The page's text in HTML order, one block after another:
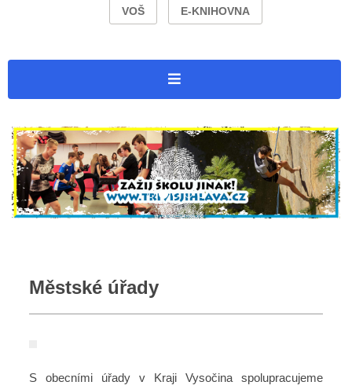
VOŠ E-KNIHOVNA
Městské úřady
S obecními úřady v Kraji Vysočina spolupracujeme